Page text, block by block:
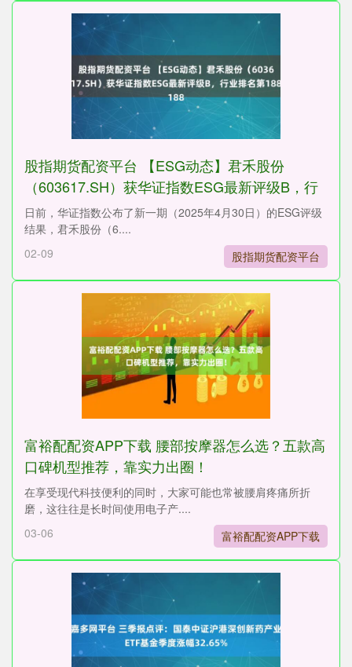
股指期货配资平台 【ESG动态】君禾股份
（603617.SH）获华证指数ESG最新评级B，行
业排名第188
日前，华证指数公布了新一期（2025年4月30日）的ESG评级
结果，君禾股份（6....
02-09
股指期货配资平台
富裕配配资APP下载 腰部按摩器怎么选？五款高
口碑机型推荐，靠实力出圈！
在享受现代科技便利的同时，大家可能也常被腰肩疼痛所折
磨，这往往是长时间使用电子产....
03-06
富裕配配资APP下载